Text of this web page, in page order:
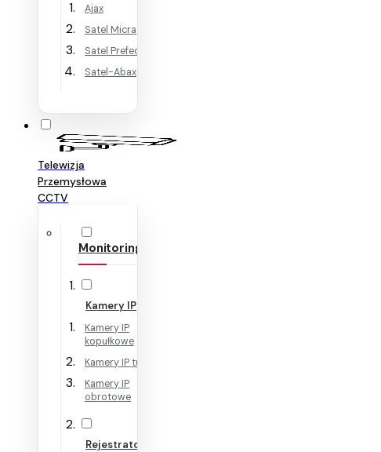
Ajax
Satel Micra
Satel Prefecta WRL
Satel-Abax
Telewizja
Przemysłowa
CCTV
Monitoring IP
Kamery IP
Kamery IP
kopułkowe
Kamery IP tubowe
Kamery IP
obrotowe
Rejestratory IP